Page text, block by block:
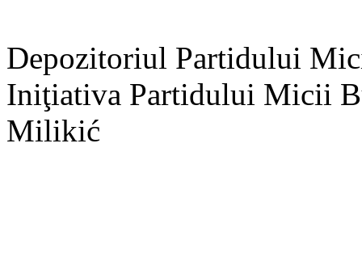
Depozitoriul Partidului
Iniţiativa Partidului Micii
Milikić